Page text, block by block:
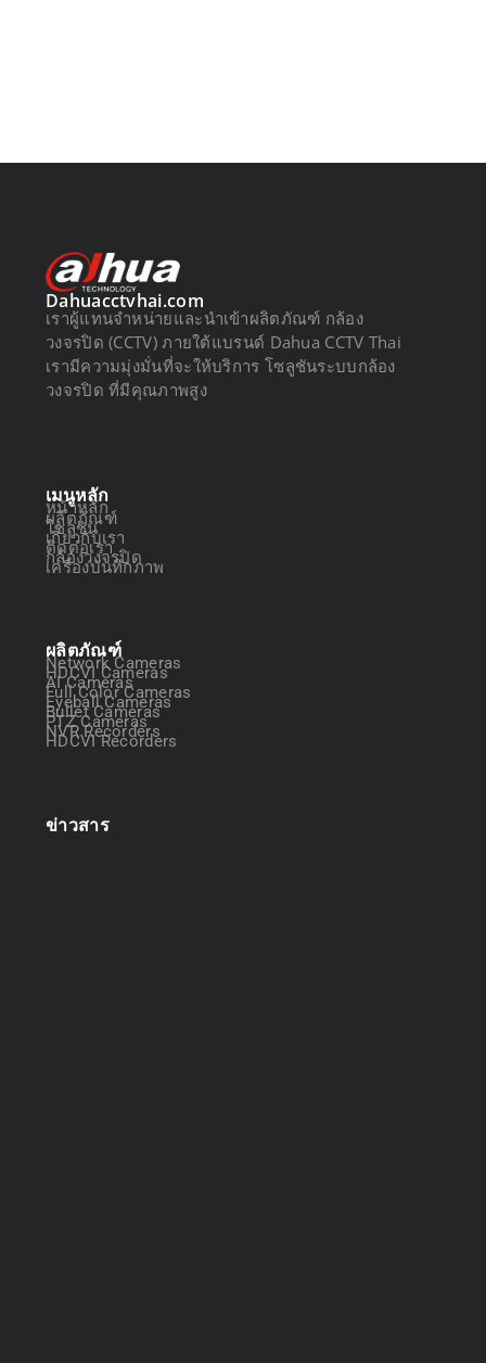
Dahuacctvhai.com
เราผู้แทนจำหน่ายและนำเข้าผลิตภัณฑ์ กล้อง
วงจรปิด (CCTV) ภายใต้แบรนด์ Dahua CCTV Thai
เรามีความมุ่งมั่นที่จะให้บริการ โซลูชันระบบกล้อง
วงจรปิด ที่มีคุณภาพสูง
เมนูหลัก
หน้าหลัก
ผลิตภัณฑ์
โซลูชัน
เกี่ยวกับเรา
ติดต่อเรา
กล้องวงจรปิด
เครื่องบันทึกภาพ
ผลิตภัณฑ์
Network Cameras
HDCVI Cameras
AI Cameras
Full Color Cameras
Eyeball Cameras
Bullet Cameras
PTZ Cameras
NVR Recorders
HDCVI Recorders
ข่าวสาร